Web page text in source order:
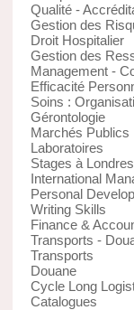
Qualité -
Gestion des
Droit Hospitalier
Gestion des
Management -
Efficacité
Soins :
Gérontologie
Marchés Publics
Laboratoires
Stages à
International
Personal
Writing Skills
Finance &
Transports -
Transports
Douane
Cycle Long
Catalogues